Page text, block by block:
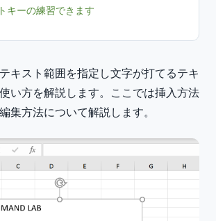
キーの練習できます
キスト範囲を指定し文字が打てるテキ
い方を解説します。ここでは挿入方法
集方法について解説します。